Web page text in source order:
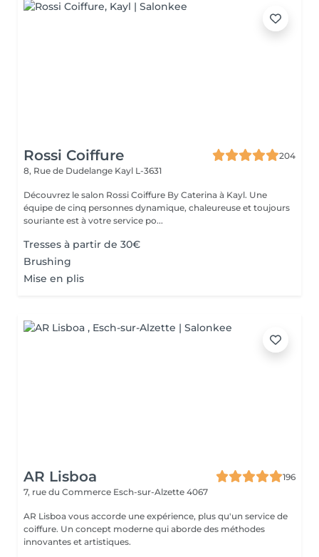
Rossi Coiffure
204
8, Rue de Dudelange Kayl L-3631
Découvrez le salon Rossi Coiffure By Caterina à Kayl. Une
équipe de cinq personnes dynamique, chaleureuse et toujours
souriante est à votre service po...
Tresses à partir de 30€
Brushing
Mise en plis
AR Lisboa
196
7, rue du Commerce Esch-sur-Alzette 4067
AR Lisboa vous accorde une expérience, plus qu'un service de
coiffure. Un concept moderne qui aborde des méthodes
innovantes et artistiques.